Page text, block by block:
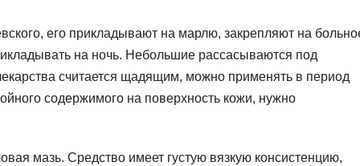
его прикладывают на марлю, закрепляют на
на ночь. Небольшие рассасываются под
считается щадящим, можно применять в период
содержимого на поверхность кожи, нужно
мазь. Средство имеет густую вязкую консистенцию,